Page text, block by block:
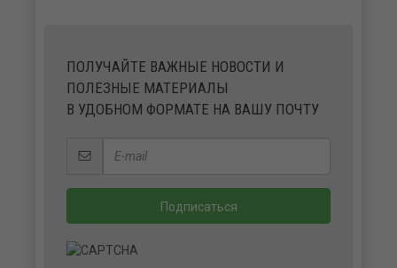
ПОЛУЧАЙТЕ ВАЖНЫЕ НОВОСТИ И
ПОЛЕЗНЫЕ МАТЕРИАЛЫ
В УДОБНОМ ФОРМАТЕ НА ВАШУ ПОЧТУ